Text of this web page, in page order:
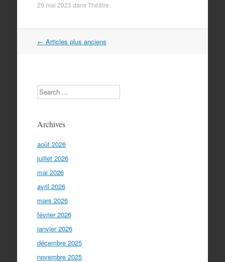
29 mai 2023 dansThéâtre
Navigation
← Articles plus anciens
Search
Archives
août 2026
juillet 2026
mai 2026
avril 2026
mars 2026
février 2026
janvier 2026
décembre 2025
novembre 2025